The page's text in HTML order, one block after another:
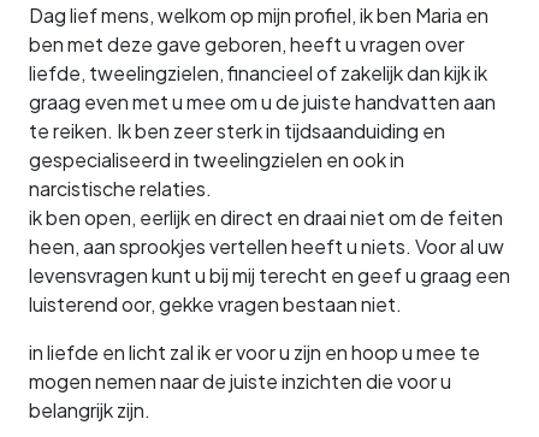
Dag lief mens, welkom op mijn profiel, ik ben Maria en
ben met deze gave geboren, heeft u vragen over
liefde, tweelingzielen, financieel of zakelijk dan kijk ik
graag even met u mee om u de juiste handvatten aan
te reiken. Ik ben zeer sterk in tijdsaanduiding en
gespecialiseerd in tweelingzielen en ook in
narcistische relaties.
ik ben open, eerlijk en direct en draai niet om de feiten
heen, aan sprookjes vertellen heeft u niets. Voor al uw
levensvragen kunt u bij mij terecht en geef u graag een
luisterend oor, gekke vragen bestaan niet.
in liefde en licht zal ik er voor u zijn en hoop u mee te
mogen nemen naar de juiste inzichten die voor u
belangrijk zijn.